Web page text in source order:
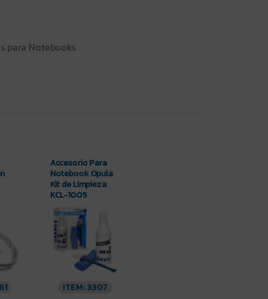
para Notebooks
Accesorio Para
Notebook Opula
Kit de Limpieza
KCL-1005
ITEM: 3307